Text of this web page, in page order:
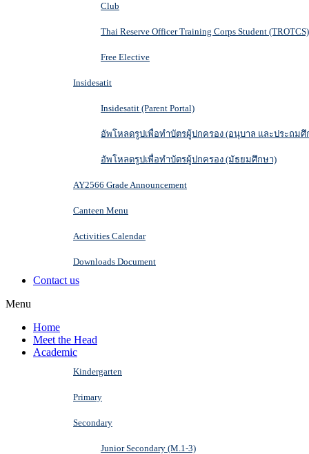
Club
Thai Reserve Officer Training Corps Student (TROTCS)
Free Elective
Insidesatit
Insidesatit (Parent Portal)
อัพโหลดรูปเพื่อทำบัตรผู้ปกครอง (อนุบาล และประถมศึ
อัพโหลดรูปเพื่อทำบัตรผู้ปกครอง (มัธยมศึกษา)
AY2566 Grade Announcement
Canteen Menu
Activities Calendar
Downloads Document
Contact us
Menu
Home
Meet the Head
Academic
Kindergarten
Primary
Secondary
Junior Secondary (M.1-3)